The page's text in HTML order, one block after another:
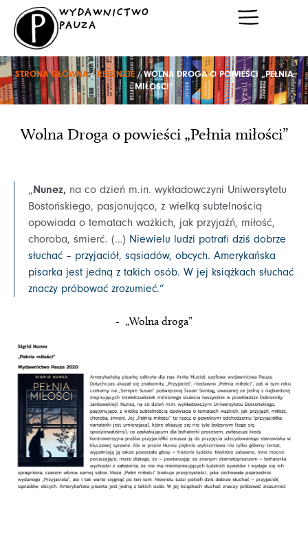
Przejdź
treści
WYDAWNICTWO
PAUZA
STRONA GŁÓWNA/RECENZJE / WOLNA DROGA O POWIEŚCI „PEŁNIA
MIŁOŚCI”
Wolna Droga o powieści „Pełnia miłości”
„Nunez,na co dzień m.in. wykładowczyni Uniwersytetu
Bostońskiego, pasjonująco, z wielką subtelnością
opowiada o tematach ważkich, jak przyjaźń, miłość,
choroba, śmierć. (…) Niewielu ludzi potrafi dziś dobrze
słuchać – przyjaciół, sąsiadów, obcych. Amerykańska
pisarka jest jedną z takich osób. W jej książkach słuchać
znaczy próbować zrozumieć.”
- „Wolna droga”